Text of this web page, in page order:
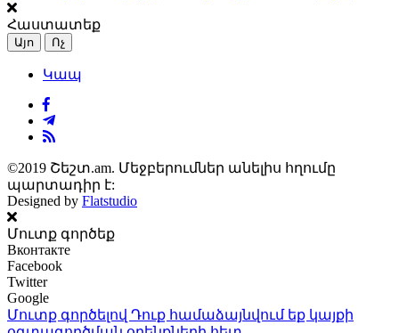
Հաստատեք
Այո Ոչ
Կապ
©2019 Շեշտ.am. Մեջբերումներ անելիս հղումը
պարտադիր է:
Designed by Flatstudio
Մուտք գործեք
Вконтакте
Facebook
Twitter
Google
Մուտք գործելով Դուք համաձայնվում եք կայքի